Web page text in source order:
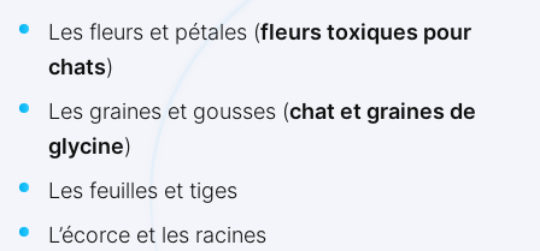
Les fleurs et pétales (fleurs toxiques pour
chats)
Les graines et gousses (chat et graines de
glycine)
Les feuilles et tiges
L’écorce et les racines